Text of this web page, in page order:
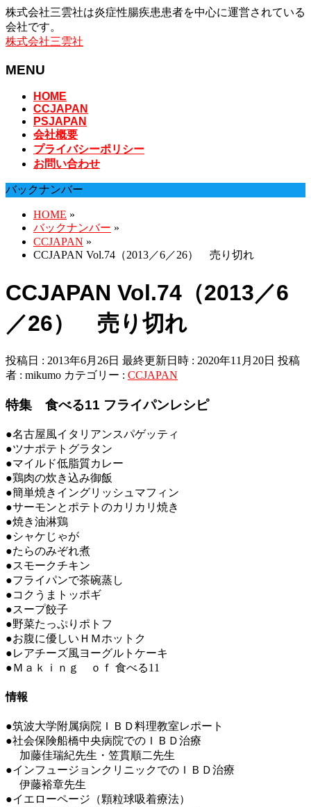
株式会社三雲社は炎症性腸疾患患者を中心に運営されている
会社です。
株式会社三雲社
MENU
ば
す
HOME
CCJAPAN
PSJAPAN
会社概要
プライバシーポリシー
お問い合わせ
バックナンバー
HOME »
バックナンバー »
CCJAPAN »
CCJAPAN Vol.74（2013／6／26） 売り切れ
CCJAPAN Vol.74（2013／6
／26） 売り切れ
投稿日 : 2013年6月26日 最終更新日時 : 2020年11月20日 投稿
者 : mikumo カテゴリー : CCJAPAN
特集 食べる11 フライパンレシピ
●名古屋風イタリアンスパゲッティ
●ツナポテトグラタン
●マイルド低脂質カレー
●鶏肉の炊き込み御飯
●簡単焼きイングリッシュマフィン
●サーモンとポテトのカリカリ焼き
●焼き油淋鶏
●シャケじゃが
●たらのみぞれ煮
●スモークチキン
●フライパンで茶碗蒸し
●コクうまトッポギ
●スープ餃子
●野菜たっぷりポトフ
●お腹に優しいＨＭホットク
●レアチーズ風ヨーグルトケーキ
●Ｍａｋｉｎｇ ｏｆ 食べる11
情報
●筑波大学附属病院ＩＢＤ料理教室レポート
●社会保険船橋中央病院でのＩＢＤ治療
加藤佳瑞紀先生・笠貫順二先生
●インフュージョンクリニックでのＩＢＤ治療
伊藤裕章先生
●イエローページ（顆粒球吸着療法）